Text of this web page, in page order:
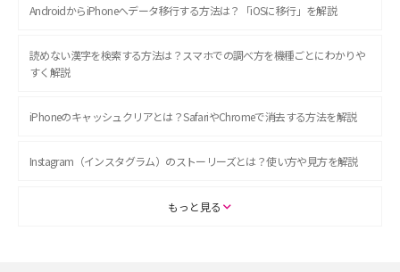
AndroidからiPhoneへデータ移行する方法は？「iOSに移行」を解説
読めない漢字を検索する方法は？スマホでの調べ方を機種ごとにわかりや
すく解説
iPhoneのキャッシュクリアとは？SafariやChromeで消去する方法を解説
Instagram（インスタグラム）のストーリーズとは？使い方や見方を解説
ASMRとは？初心者向けの代表ジャンルや楽しみ方を解説
もっと見る